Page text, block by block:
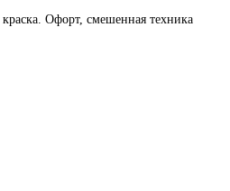
Офорт, смешенная техника